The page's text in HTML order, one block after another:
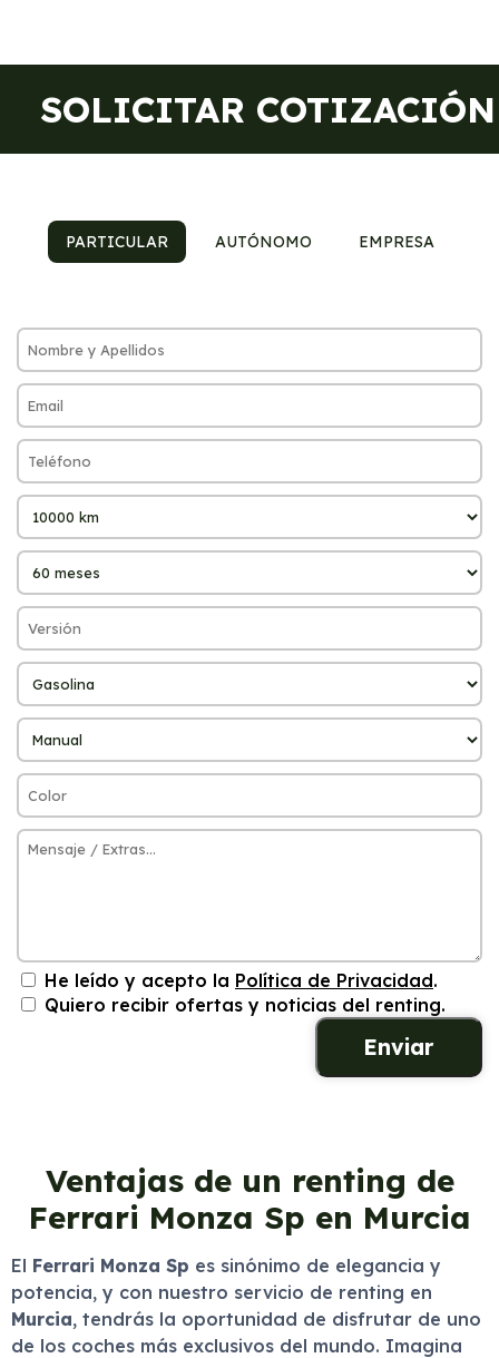
SOLICITAR COTIZACIÓN
PARTICULAR AUTÓNOMO EMPRESA
He leído y acepto la Política de Privacidad.
Quiero recibir ofertas y noticias del renting.
Ventajas de un renting de
Ferrari Monza Sp en Murcia
El Ferrari Monza Sp es sinónimo de elegancia y
potencia, y con nuestro servicio de renting en
Murcia, tendrás la oportunidad de disfrutar de uno
de los coches más exclusivos del mundo. Imagina